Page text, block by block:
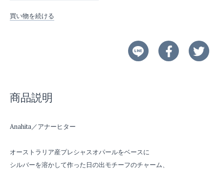
買い物を続ける
商品説明
Anahita／アナーヒター
オーストラリア産プレシャスオパールをベースに
シルバーを溶かして作った日の出モチーフのチャーム、